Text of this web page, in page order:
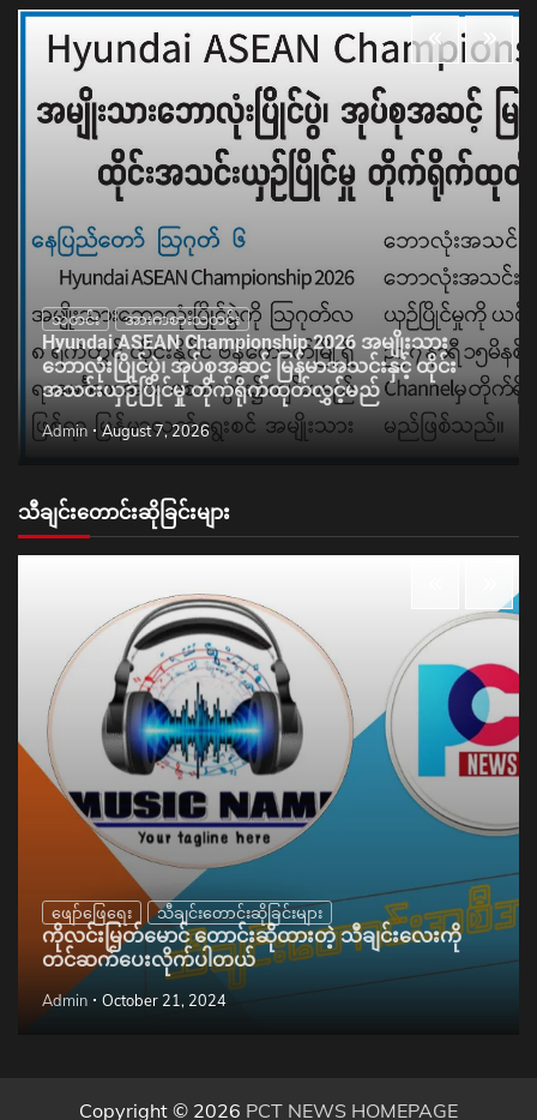
သတင်း အားကစားသတင်း
Hyundai ASEAN Championship 2026 အမျိုးသား
ဘောလုံးပြိုင်ပွဲ၊ အုပ်စုအဆင့် မြန်မာအသင်းနှင့် ထိုင်း
အသင်းယှဉ်ပြိုင်မှု တိုက်ရိုက်ထုတ်လွှင့်မည်
Admin August 7, 2026
သီချင်းတောင်းဆိုခြင်းများ
ဖျော်ဖြေရေး သီချင်းတောင်းဆိုခြင်းများ
ကိုလင်းမြတ်မောင် တောင်းဆိုထားတဲ့ သီချင်းလေးကို
တင်ဆက်ပေးလိုက်ပါတယ်
Admin October 21, 2024
Copyright © 2026 PCT NEWS HOMEPAGE